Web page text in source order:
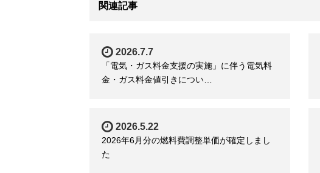
関連記事
2026.7.7
「電気・ガス料金支援の実施」に伴う電気料
金・ガス料金値引きについ…
2026.5.22
2026年6月分の燃料費調整単価が確定しまし
た